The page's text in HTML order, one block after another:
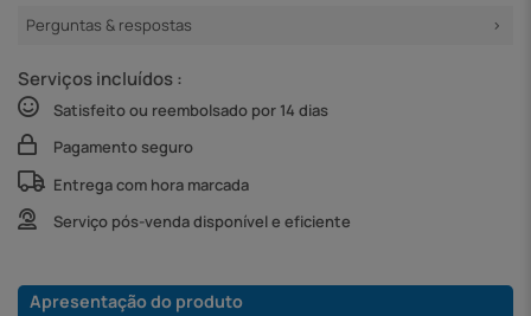
Perguntas & respostas
Serviços incluídos :
Satisfeito ou reembolsado por 14 dias
Pagamento seguro
Entrega com hora marcada
Serviço pós-venda disponível e eficiente
Apresentação do produto